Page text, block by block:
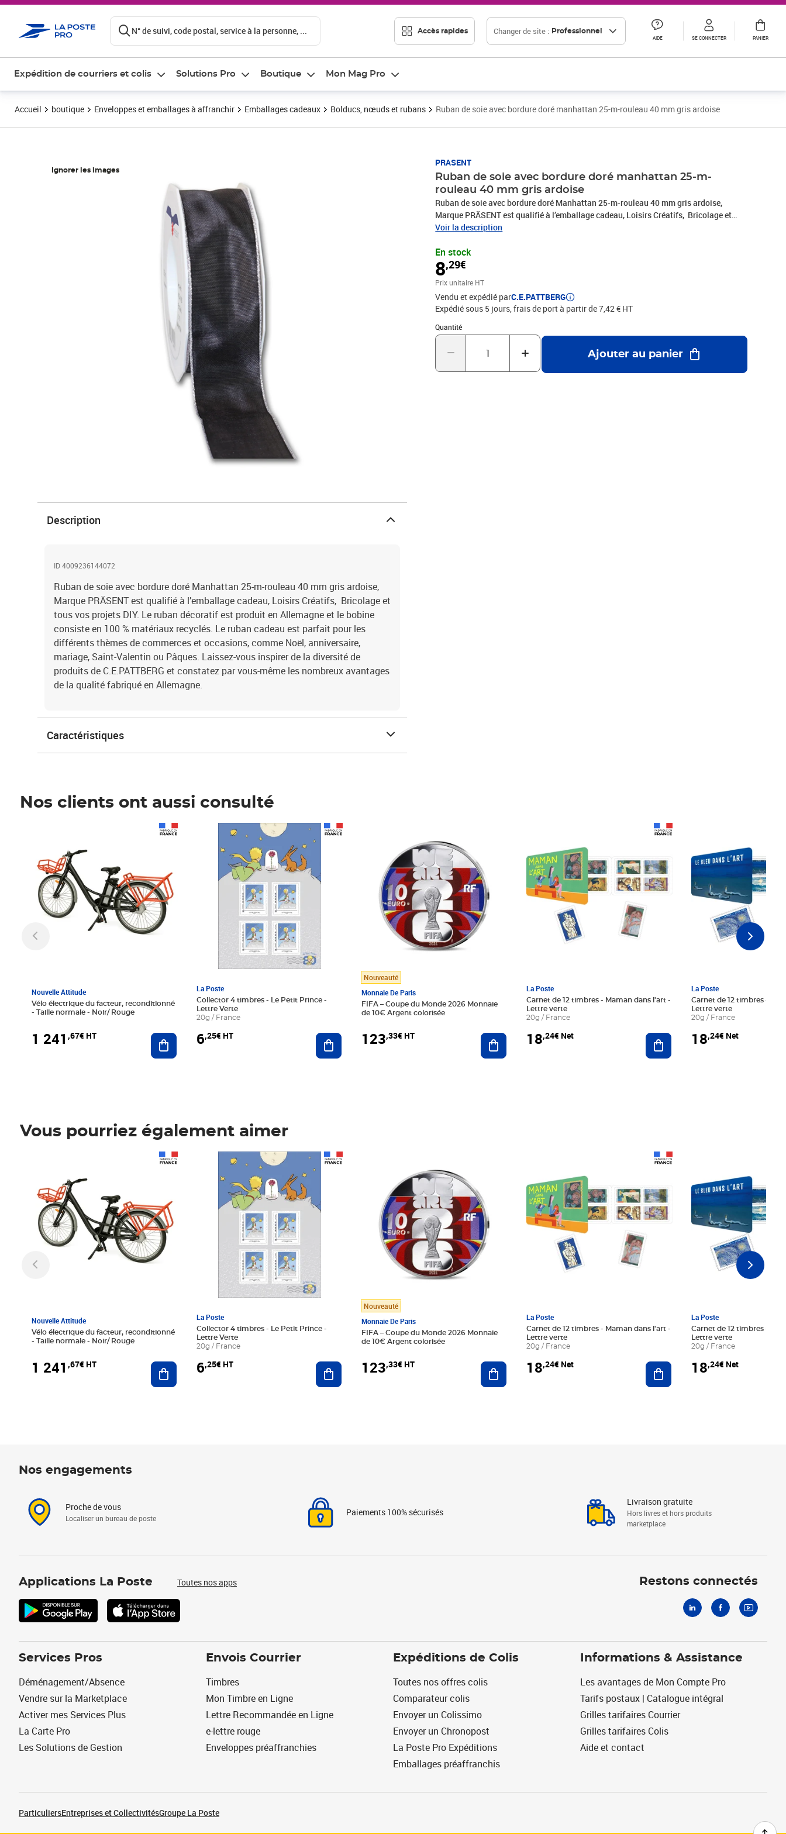
N° de suivi, code postal, service à la personne, ... Accès rapides Changer de site : Professionnel
AIDE SE CONNECTER PANIER
Expédition de courriers et colis Solutions Pro Boutique Mon Mag Pro
Accueil boutique Enveloppes et emballages à affranchir Emballages cadeaux Bolducs, nœuds et rubans Ruban de soie avec bordure doré manhattan 25-m-rouleau 40 mm gris ardoise
Ignorer les images
PRASENT
Ruban de soie avec bordure doré manhattan 25-m-
rouleau 40 mm gris ardoise
Ruban de soie avec bordure doré Manhattan 25-m-rouleau 40 mm gris ardoise,
Marque PRÄSENT est qualifié à l’emballage cadeau, Loisirs Créatifs, Bricolage et
tous vos projets DIY. Le ruban décoratif est produit en Allemagne et le bobine consiste
de commerces et occasions, comme Noël, anniversaire, mariage, Saint-Valentin ou
Pâques. Laissez-vous inspirer de la diversité de produits de C.E.PATTBERG et
constatez par vous-même les nombreux avantages de la qualité fabriqué en
Allemagne.
Voir la description
En stock
8,29€
Prix 8,29€
Prix unitaire HT
Vendu et expédié parC.E.PATTBERG
Expédié sous 5 jours, frais de port à partir de 7,42 € HT
Quantité
Quantité : 1
Ajouter au panier
Description
ID 4009236144072
Ruban de soie avec bordure doré Manhattan 25-m-rouleau 40 mm gris ardoise,
Marque PRÄSENT est qualifié à l’emballage cadeau, Loisirs Créatifs, Bricolage et
tous vos projets DIY. Le ruban décoratif est produit en Allemagne et le bobine
consiste en 100 % matériaux recyclés. Le ruban cadeau est parfait pour les
différents thèmes de commerces et occasions, comme Noël, anniversaire,
mariage, Saint-Valentin ou Pâques. Laissez-vous inspirer de la diversité de
produits de C.E.PATTBERG et constatez par vous-même les nombreux avantages
de la qualité fabriqué en Allemagne.
Caractéristiques
Nos clients ont aussi consulté
Nouvelle Attitude
Vélo électrique du facteur, reconditionné
- Taille normale - Noir/ Rouge
1 241 ,67€ HT Ajouter au panier
La Poste
Collector 4 timbres - Le Petit Prince -
Lettre Verte
20g / France
6,25€ HT
Prix 6,25€ HT
Ajouter au panier
Nouveauté
Monnaie De Paris
FIFA – Coupe du Monde 2026 Monnaie
de 10€ Argent colorisée
123,33€ HT Ajouter au panier
La Poste
Carnet de 12 timbres - Maman dans l'art -
Lettre verte
20g / France
18,24€ Net Ajouter au panier
La Poste
Carnet de 12 timbres - Le
Lettre verte
20g / France
18,24€ Net
Vous pourriez également aimer
Nouvelle Attitude
Vélo électrique du facteur, reconditionné
- Taille normale - Noir/ Rouge
1 241 ,67€ HT Ajouter au panier
La Poste
Collector 4 timbres - Le Petit Prince -
Lettre Verte
20g / France
6,25€ HT
Prix 6,25€ HT
Ajouter au panier
Nouveauté
Monnaie De Paris
FIFA – Coupe du Monde 2026 Monnaie
de 10€ Argent colorisée
123,33€ HT Ajouter au panier
La Poste
Carnet de 12 timbres - Maman dans l'art -
Lettre verte
20g / France
18,24€ Net Ajouter au panier
La Poste
Carnet de 12 timbres - Le
Lettre verte
20g / France
18,24€ Net
Nos engagements
Proche de vous
Localiser un bureau de poste
Paiements 100% sécurisés
Livraison gratuite
Hors livres et hors produits
marketplace
Applications La Poste Toutes nos apps Restons connectés
Services Pros
Déménagement/Absence
Vendre sur la Marketplace
Activer mes Services Plus
La Carte Pro
Les Solutions de Gestion
Envois Courrier
Timbres
Mon Timbre en Ligne
Lettre Recommandée en Ligne
e-lettre rouge
Enveloppes préaffranchies
Expéditions de Colis
Toutes nos offres colis
Comparateur colis
Envoyer un Colissimo
Envoyer un Chronopost
La Poste Pro Expéditions
Emballages préaffranchis
Informations & Assistance
Les avantages de Mon Compte Pro
Tarifs postaux | Catalogue intégral
Grilles tarifaires Courrier
Grilles tarifaires Colis
Aide et contact
ParticuliersEntreprises et CollectivitésGroupe La Poste